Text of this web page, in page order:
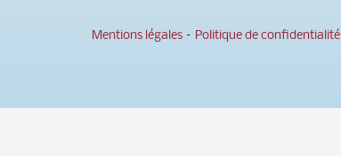
Mentions légales – Politique de confidentialité